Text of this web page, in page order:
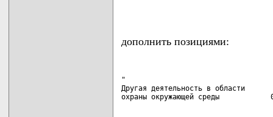
дополнить позициями:
"
Другая деятельность в области